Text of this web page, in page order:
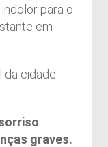
para o
em
da cidade
graves.